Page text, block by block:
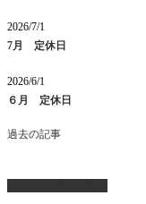
2026/7/1
7月 定休日
2026/6/1
６月 定休日
過去の記事